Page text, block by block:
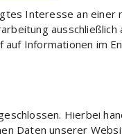
Interesse an einer
ausschließlich
auf Informationen im
Hierbei
Daten unserer